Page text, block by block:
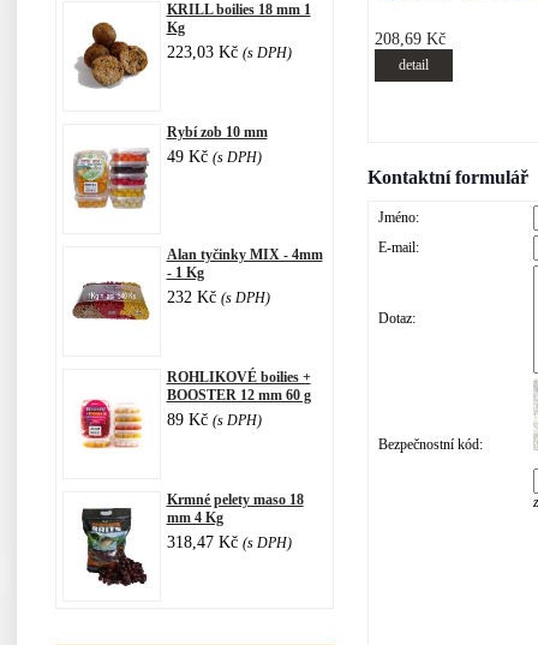
KRILL boilies 18 mm 1
Kg
223,03 Kč (s DPH)
Rybí zob 10 mm
49 Kč (s DPH)
Alan tyčinky MIX - 4mm
- 1 Kg
232 Kč (s DPH)
ROHLIKOVÉ boilies +
BOOSTER 12 mm 60 g
89 Kč (s DPH)
Krmné pelety maso 18
mm 4 Kg
318,47 Kč (s DPH)
208,69 Kč
detail
Kontaktní formulář
Jméno:
E-mail:
Dotaz:
Bezpečnostní kód: